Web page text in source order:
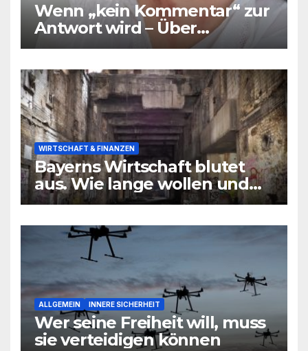
Wenn „kein Kommentar“ zur
Antwort wird – Über
Warnsignale aus Schulen, die
WIRTSCHAFT & FINANZEN
Bayerns Wirtschaft blutet
aus. Wie lange wollen und
können wir uns den
noch leisten?
ALLGEMEIN INNERE SICHERHEIT
Wer seine Freiheit will, muss
sie verteidigen können